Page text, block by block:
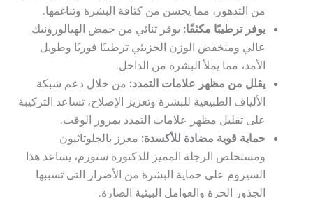
من التدهور، مما يحسن من كثافة البشرة وتناغمها.
يوفر ترطيبًا مكثفًا:يوفر ثنائي من حمض الهيالورونيك
عالي ومنخفض الوزن الجزيئي ترطيبًا فوريًا وطويل
الأمد، مما يملأ البشرة من الداخل.
يقلل من مظهر علامات التمدد:من خلال دعم شبكة
الألياف الطبيعية للبشرة وتعزيز الإصلاح، تساعد التركيبة
على تقليل مظهر علامات التمدد بمرور الوقت.
حماية قوية مضادة للأكسدة:معزز بالجلوتاثيون
ومستخلص الرجلة المميز للدكتورة ستورم، يساعد هذا
السيروم على حماية البشرة من الأضرار التي تسببها
الجذور الحرة والعوامل البيئية الضارة.